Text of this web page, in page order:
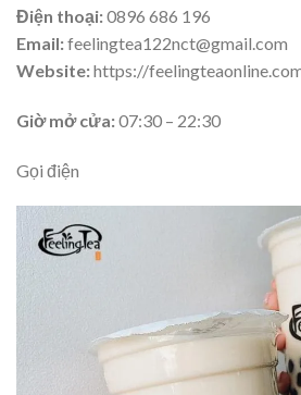
Điện thoại:0896 686 196
Email:feelingtea122nct@gmail.com
Website:https://
Giờ mở cửa:07:30 – 22:30
Gọi điện